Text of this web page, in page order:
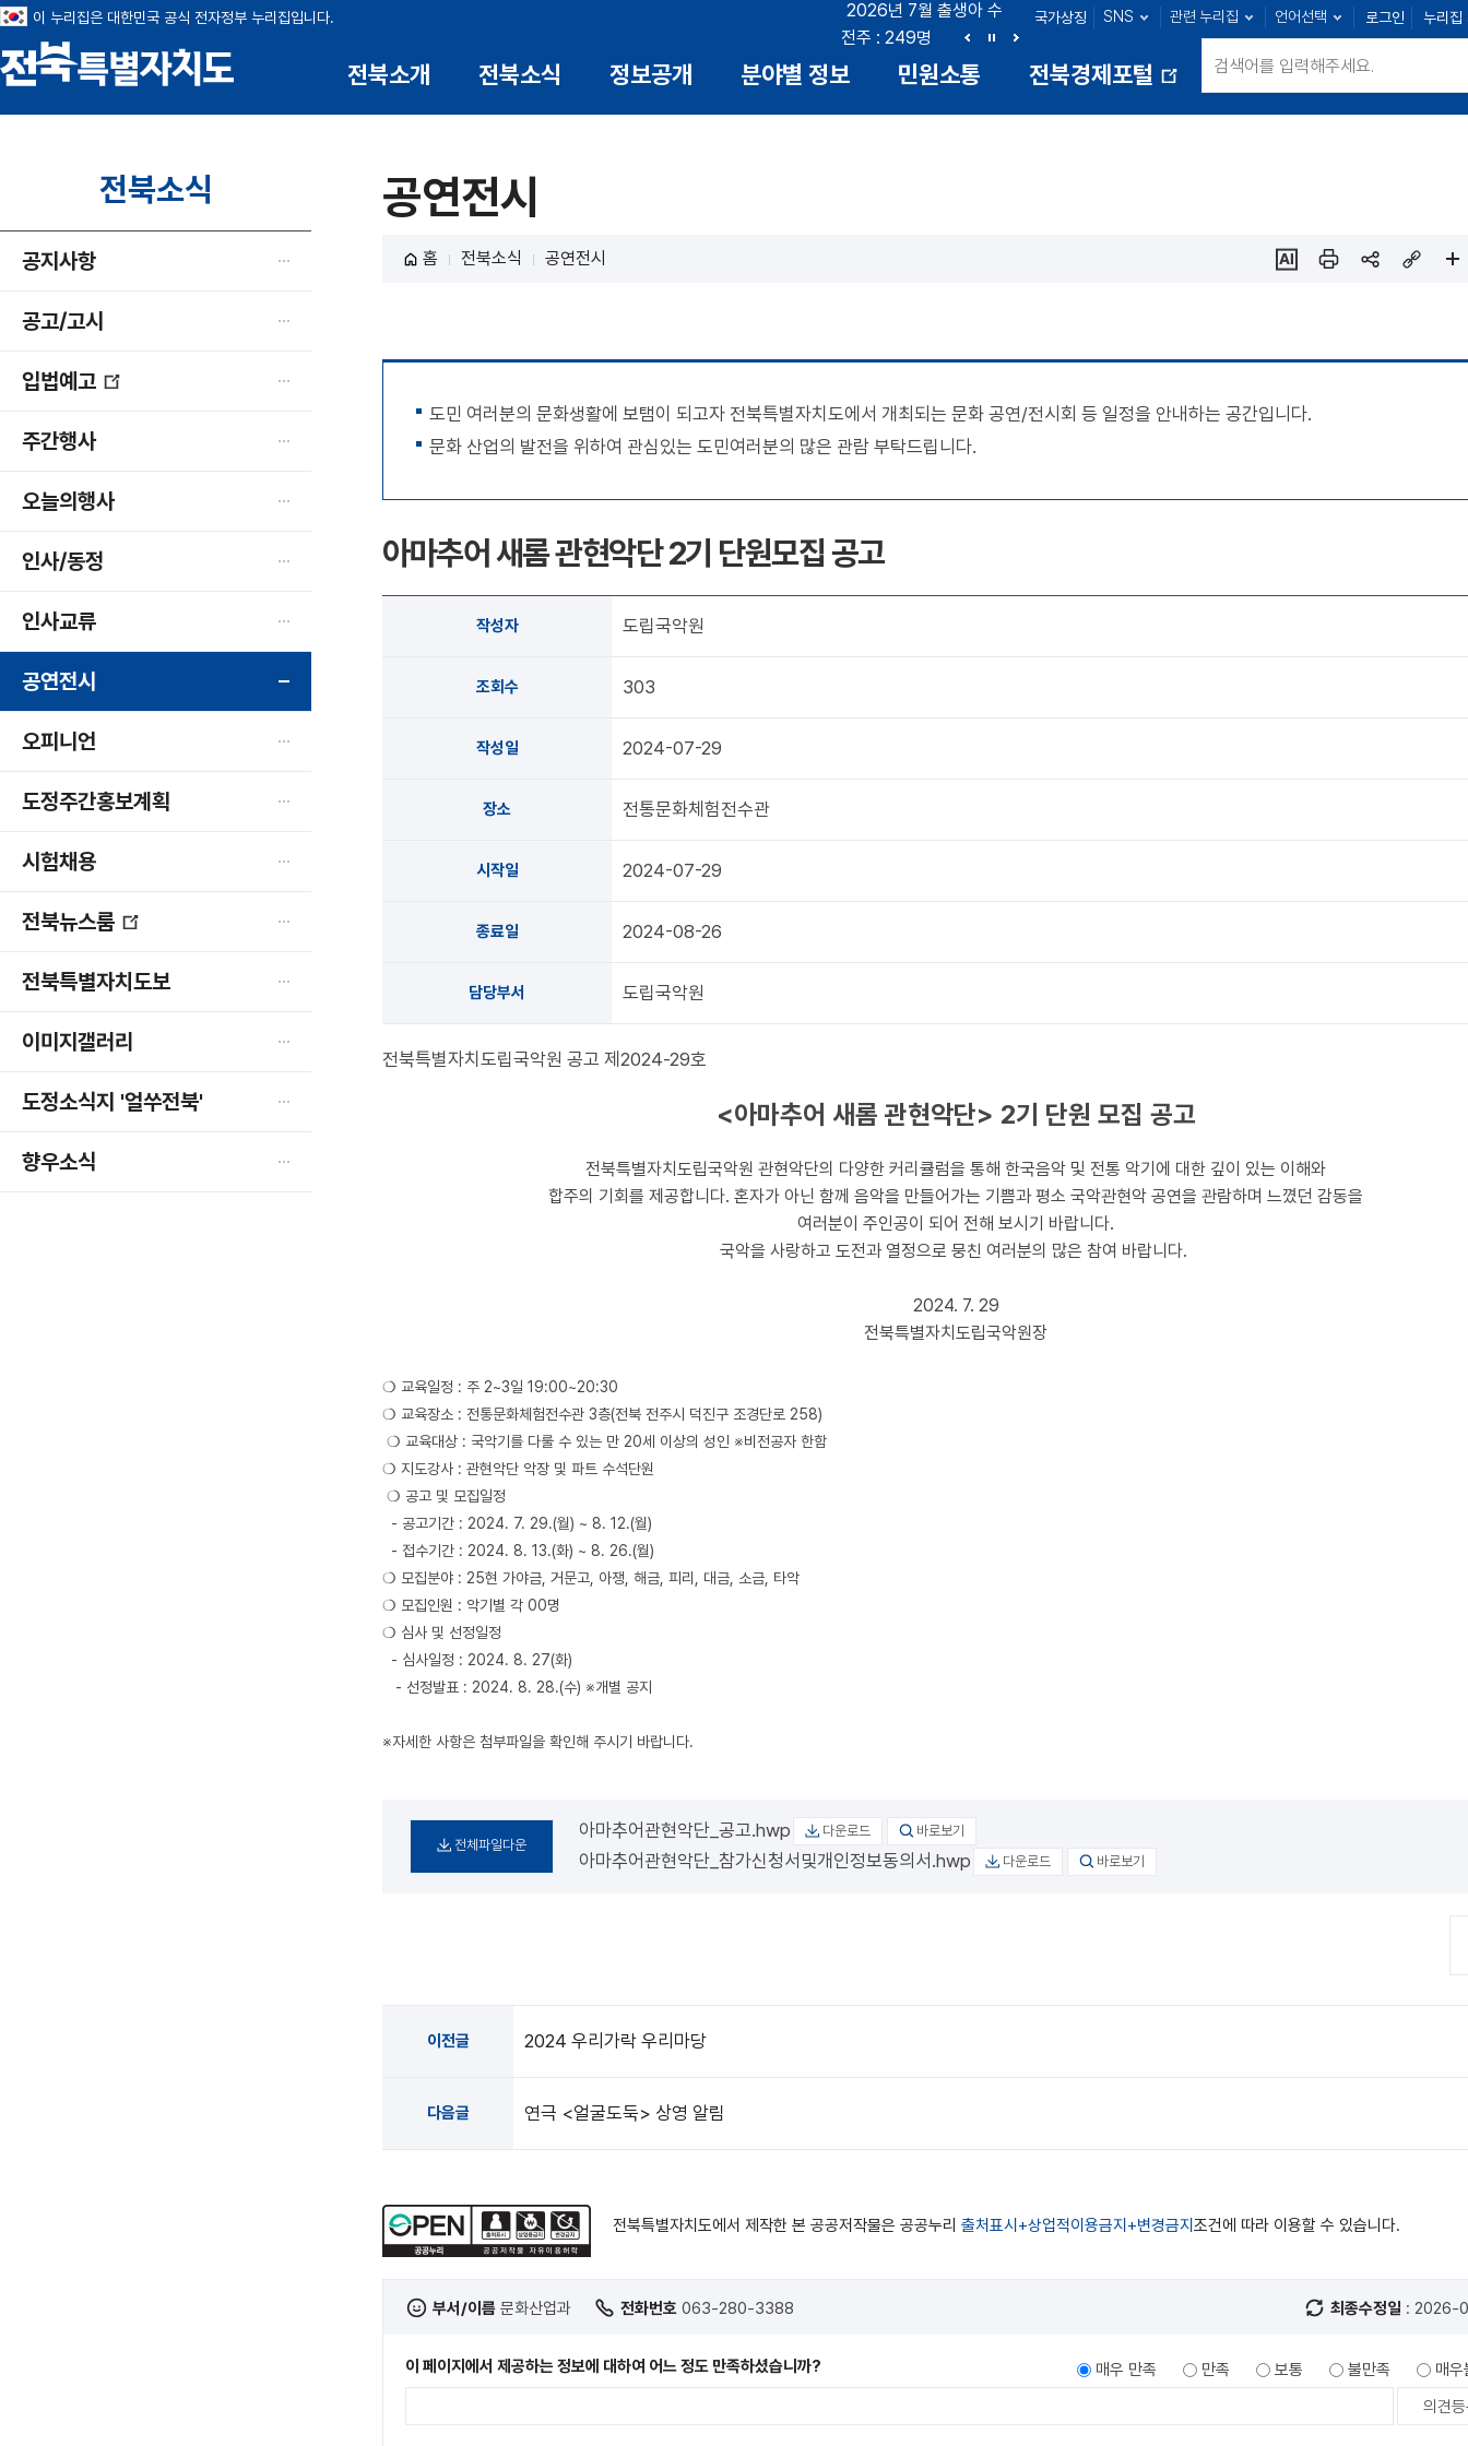
전북특별자치도
2026년 7월 출생아 수
전주 : 249명 군산 : 89명 정읍 : 23명
남원 : 39명
이
전
이 누리집은 대한민국 공식 전자정부 누리집입니다. 국가상징 SNS 관련 누리집 언어선택 로그인 누리집
전북소개 전북소식 정보공개 분야별 정보 민원소통
전북경제포털
전북소식
공지사항
공고/고시
입법예고
주간행사
오늘의행사
인사/동정
인사교류
공연전시
오피니언
도정주간홍보계획
시험채용
전북뉴스룸
창
열
전북특별자치도보
이미지갤러리
도정소식지 '얼쑤전북'
향우소식
공연전시
홈 전북소식
공연전시
도민 여러분의 문화생활에 보탬이 되고자 전북특별자치도에서 개최되는 문화 공연/전시회 등 일정을 안내하는 공간입니다.
문화 산업의 발전을 위하여 관심있는 도민여러분의 많은 관람 부탁드립니다.
아마추어 새롬 관현악단 2기 단원모집 공고
작성자 도립국악원
조회수 303
작성일 2024-07-29
장소 전통문화체험전수관
시작일 2024-07-29
종료일 2024-08-26
담당부서 도립국악원
전북특별자치도립국악원 공고 제2024-29호
<아마추어 새롬 관현악단> 2기 단원 모집 공고
전북특별자치도립국악원 관현악단의 다양한 커리큘럼을 통해 한국음악 및 전통 악기에 대한 깊이 있는 이해와
합주의 기회를 제공합니다. 혼자가 아닌 함께 음악을 만들어가는 기쁨과 평소 국악관현악 공연을 관람하며 느꼈던 감동을
여러분이 주인공이 되어 전해 보시기 바랍니다.
국악을 사랑하고 도전과 열정으로 뭉친 여러분의 많은 참여 바랍니다.
2024. 7. 29
전북특별자치도립국악원장
❍ 교육일정 : 주 2~3일 19:00~20:30
❍ 교육장소 : 전통문화체험전수관 3층(전북 전주시 덕진구 조경단로 258)
❍ 교육대상 : 국악기를 다룰 수 있는 만 20세 이상의 성인 ※비전공자 한함
❍ 지도강사 : 관현악단 악장 및 파트 수석단원
❍ 공고 및 모집일정
- 공고기간 : 2024. 7. 29.(월) ~ 8. 12.(월)
- 접수기간 : 2024. 8. 13.(화) ~ 8. 26.(월)
❍ 모집분야 : 25현 가야금, 거문고, 아쟁, 해금, 피리, 대금, 소금, 타악
❍ 모집인원 : 악기별 각 00명
❍ 심사 및 선정일정
- 심사일정 : 2024. 8. 27(화)
- 선정발표 : 2024. 8. 28.(수) ※개별 공지
※자세한 사항은 첨부파일을 확인해 주시기 바랍니다.
전체파일다운
아마추어관현악단_공고.hwp 다운로드 바로보기
아마추어관현악단_참가신청서및개인정보동의서.hwp 다운로드 바로보기
이전글 2024 우리가락 우리마당
다음글 연극 <얼굴도둑> 상영 알림
전북특별자치도에서 제작한 본 공공저작물은 공공누리 출처표시+상업적이용금지+변경금지 조건에 따라 이용할 수 있습니다.
부서/이름 문화산업과 전화번호 063-280-3388 최종수정일 : 2026-
이 페이지에서 제공하는 정보에 대하여 어느 정도 만족하셨습니까? 매우 만족 만족 보통 불만족 매우